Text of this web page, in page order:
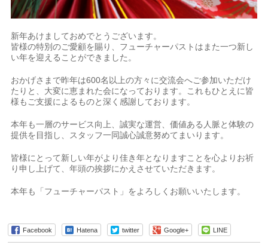
新年あけましておめでとうございます。
皆様の特別のご愛顧を賜り、フューチャーパストはまた一つ新し
い年を迎えることができました。
おかげさまで昨年は600名以上の方々に交流会へご参加いただけ
たりと、大変に恵まれた会になっております。これもひとえに皆
様もご支援によるものと深く感謝しております。
本年も一層のサービス向上、誠実な運営、価値ある人脈と体験の
提供を目指し、スタッフ一同誠心誠意努めてまいります。
皆様にとって新しい年がより佳き年となりますことを心よりお祈
り申し上げて、年頭の挨拶にかえさせていただきます。
本年も「フューチャーパスト」をよろしくお願いいたします。
Facebook Hatena twitter Google+ LINE